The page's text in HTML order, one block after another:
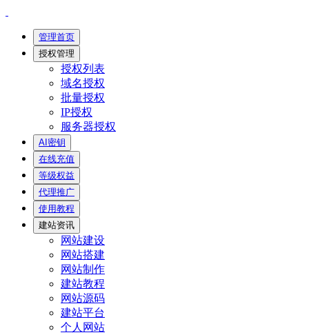
管理首页
授权管理
授权列表
域名授权
批量授权
IP授权
服务器授权
AI密钥
在线充值
等级权益
代理推广
使用教程
建站资讯
网站建设
网站搭建
网站制作
建站教程
网站源码
建站平台
个人网站